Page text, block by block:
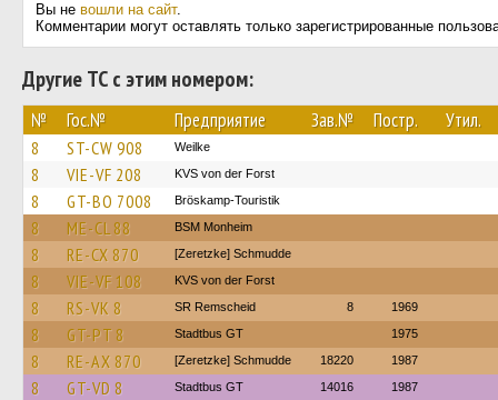
Вы не вошли на сайт.
Комментарии могут оставлять только зарегистрированные
Другие ТС с этим номером:
№ Гос.№ Предприятие Зав.№ Постр. Утил.
8 ST-CW 908 Weilke
8 VIE-VF 208 KVS von der Forst
8 GT-BO 7008 Bröskamp-Touristik
8 ME-CL 88 BSM Monheim
8 RE-CX 870 [Zeretzke] Schmudde
8 VIE-VF 108 KVS von der Forst
8 RS-VK 8 SR Remscheid 8 1969
8 GT-PT 8 Stadtbus GT 1975
8 RE-AX 870 [Zeretzke] Schmudde 18220 1987
8 GT-VD 8 Stadtbus GT 14016 1987